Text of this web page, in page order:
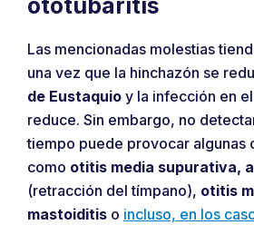
ototubaritis
Las mencionadas molestias
una vez que la hinchazón se
de Eustaquio y la infección en
reduce. Sin embargo, no
tiempo puede provocar algunas
como otitis media supurativa,
(retracción del tímpano), otitis
mastoiditis o incluso, en los